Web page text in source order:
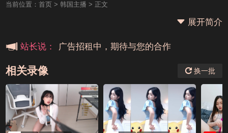
当前位置： 首页> 韩国主播 > 正文
展开简介
站长说： 广告招租中，期待与您的合作
相关录像 换一批